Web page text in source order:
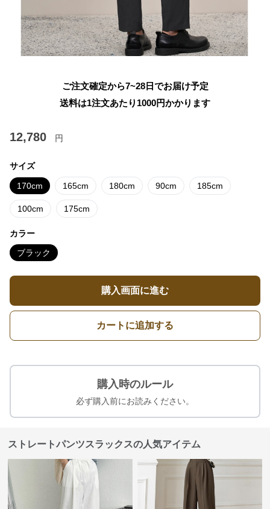
ご注文確定から7~28日でお届け予定
送料は1注文あたり 1000円かかります
12,780 円
サイズ
170cm 165cm 180cm 90cm 185cm
100cm 175cm
カラー
ブラック
購入画面に進む
カートに追加する
購入時のルール
必ず購入前にお読みください。
ストレートパンツスラックスの人気アイテム